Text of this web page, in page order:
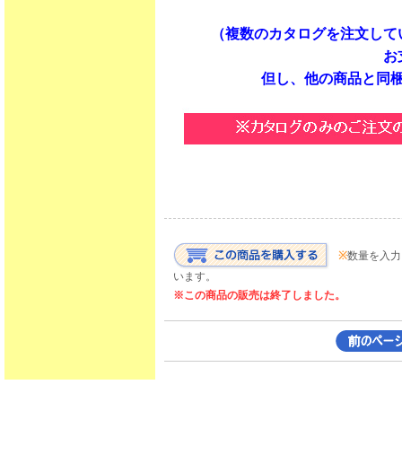
（複数のカタログを注文し
お
但し、他の商品と同
※数量を入
います。
※この商品の販売は終了しました。